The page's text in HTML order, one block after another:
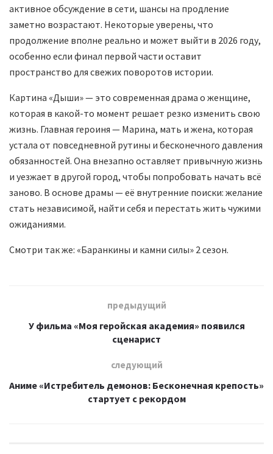
активное обсуждение в сети, шансы на продление
заметно возрастают. Некоторые уверены, что
продолжение вполне реально и может выйти в 2026 году,
особенно если финал первой части оставит
пространство для свежих поворотов истории.
Картина «Дыши» — это современная драма о женщине,
которая в какой-то момент решает резко изменить свою
жизнь. Главная героиня — Марина, мать и жена, которая
устала от повседневной рутины и бесконечного давления
обязанностей. Она внезапно оставляет привычную жизнь
и уезжает в другой город, чтобы попробовать начать всё
заново. В основе драмы — её внутренние поиски: желание
стать независимой, найти себя и перестать жить чужими
ожиданиями.
Смотри так же: «Баранкины и камни силы» 2 сезон.
предыдущий
У фильма «Моя геройская академия» появился
сценарист
следующий
Аниме «Истребитель демонов: Бесконечная крепость»
стартует с рекордом